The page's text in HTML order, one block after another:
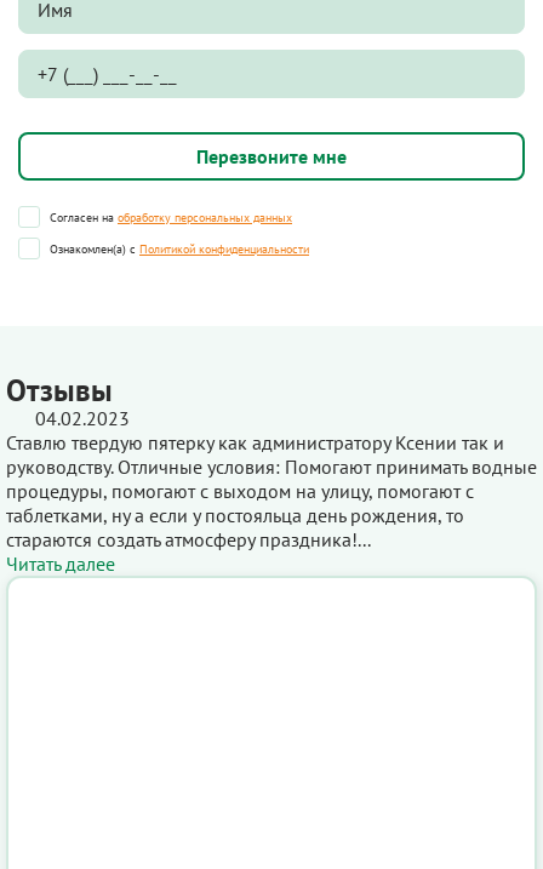
Согласен на обработку персональных данных
Ознакомлен(а) с Политикой конфиденциальности
Отзывы
04.02.2023
Ставлю твердую пятерку как администратору Ксении так и
руководству. Отличные условия: Помогают принимать водные
процедуры, помогают с выходом на улицу, помогают с
таблетками, ну а если у постояльца день рождения, то
стараются создать атмосферу праздника!...
Читать далее